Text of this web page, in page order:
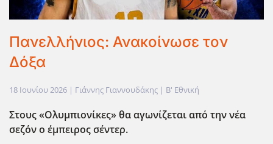
Πανελλήνιος: Ανακοίνωσε τον
Δόξα
18 Ιουνίου 2026 | Γιάννης Γιαννουδάκης | Β' Εθνική
Στους «Ολυμπιονίκες» θα αγωνίζεται από την νέα
σεζόν ο έμπειρος σέντερ.